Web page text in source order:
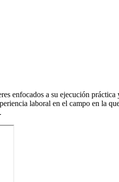
enfocados a su ejecución
laboral en el campo en la